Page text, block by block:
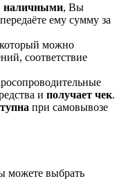
наличными, Вы
ему сумму за
можно
соответствие
и получает чек.
при самовывозе
можете выбрать